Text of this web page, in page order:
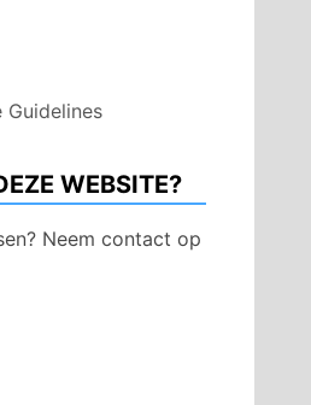
WEBSITE?
Neem contact op